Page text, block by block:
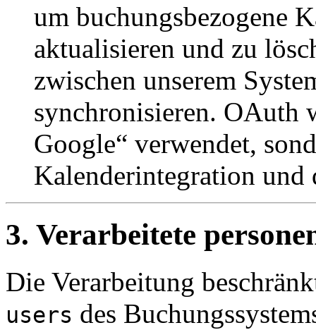
um buchungsbezogene
aktualisieren und zu
zwischen unserem
synchronisieren.
Google“ verwendet,
Kalenderintegration und
3. Verarbeitete
Die Verarbeitung
users des